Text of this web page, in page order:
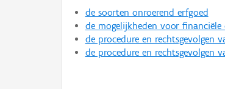
de soorten onroerend erfgoed
de mogelijkheden voor
de procedure en rechtsgevolgen
de procedure en rechtsgevolgen